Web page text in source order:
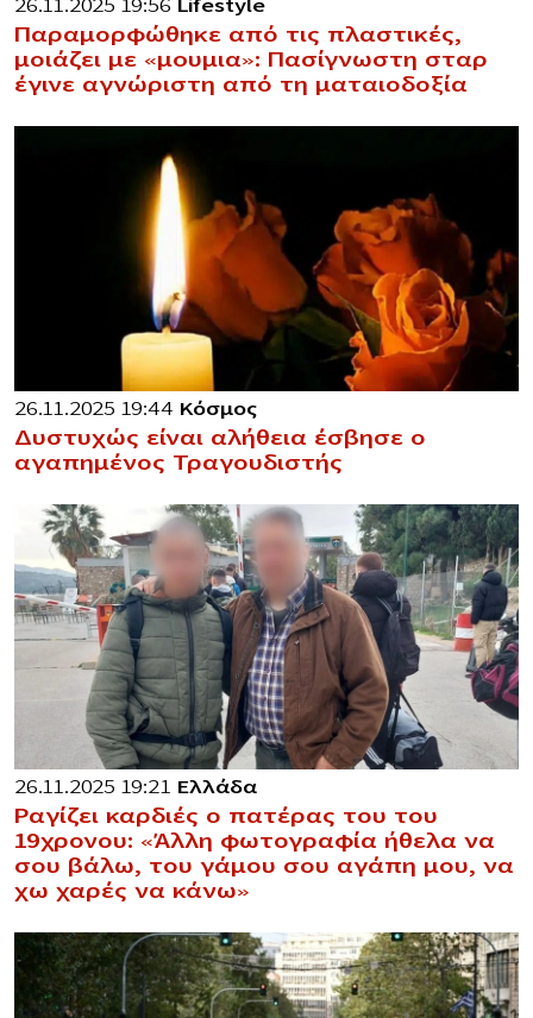
26.11.2025 19:56 Lifestyle
Παραμορφώθηκε από τις πλαστικές,
μοιάζει με «μoυμια»: Πασίγνωστη σταρ
έγινε αγνώριστη από τη ματαιοδοξία
26.11.2025 19:44 Κόσμος
Δυστυχώς είναι αλήθεια έσβησε ο
αγαπημένος Τραγουδιστής
26.11.2025 19:21 Ελλάδα
Ραγίζει καρδιές ο πατέρας του του
19χρονου: «Άλλη φωτογραφία ήθελα να
σου βάλω, του γάμου σου αγάπη μου, να
χω χαρές να κάνω»